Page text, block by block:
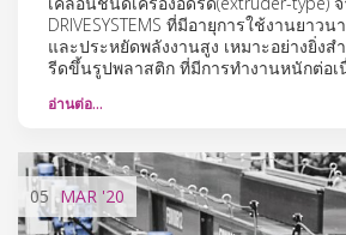
DRIVESYSTEMS ที่มีอายุการใช้งานยาว
และประหยัดพลังงานสูง เหมาะอย่างยิ่งส
รีดขึ้นรูปพลาสติก ที่มีการทำงานหนักต่อเ
อ่านต่อ…
05 MAR '20